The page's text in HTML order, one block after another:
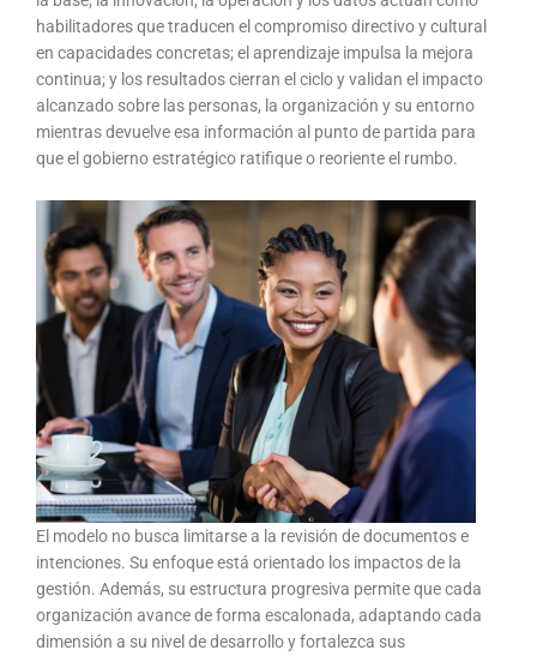
habilitadores que traducen el compromiso directivo y cultural
en capacidades concretas; el aprendizaje impulsa la mejora
continua; y los resultados cierran el ciclo y validan el impacto
alcanzado sobre las personas, la organización y su entorno
mientras devuelve esa información al punto de partida para
que el gobierno estratégico ratifique o reoriente el rumbo.
El modelo no busca limitarse a la revisión de documentos e
intenciones. Su enfoque está orientado los impactos de la
gestión. Además, su estructura progresiva permite que cada
organización avance de forma escalonada, adaptando cada
dimensión a su nivel de desarrollo y fortalezca sus